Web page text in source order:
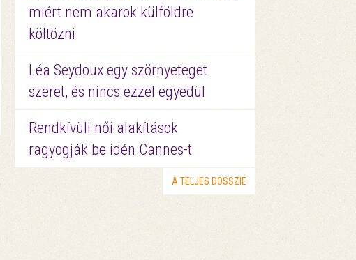
miért nem akarok külföldre
költözni
Léa Seydoux egy szörnyeteget
szeret, és nincs ezzel egyedül
Rendkívüli női alakítások
ragyogják be idén Cannes-t
A TELJES DOSSZIÉ